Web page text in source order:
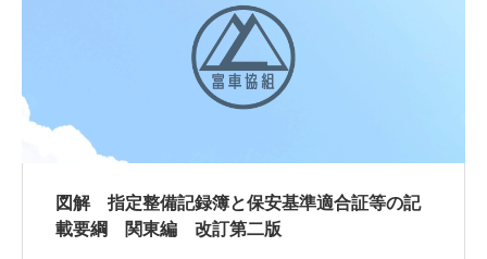
図解 指定整備記録簿と保安基準適合証等の記
載要綱 関東編 改訂第二版